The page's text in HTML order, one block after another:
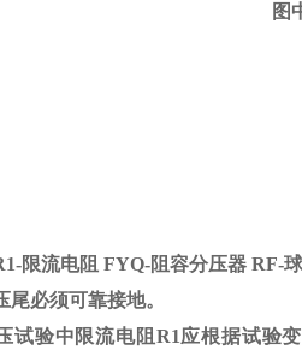
图
限流电阻 FYQ-阻容分压器 RF-
尾必须可靠接地。
试验中限流电阻 R1应根据试验